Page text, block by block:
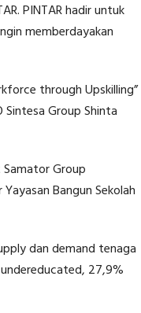
PINTAR hadir untuk
memberdayakan
through Upskilling”
Group Shinta
Group
Bangun Sekolah
dan demand tenaga
27,9%